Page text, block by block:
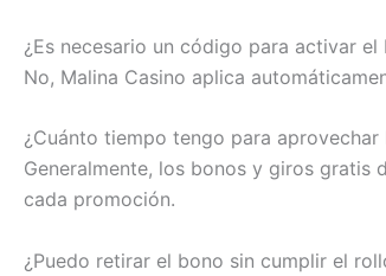
¿Es necesario un código para activar
No, Malina Casino aplica
¿Cuánto tiempo tengo para
Generalmente, los bonos y giros gratis
cada promoción.
¿Puedo retirar el bono sin cumplir el